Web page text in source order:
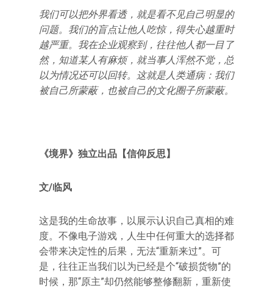
我们可以把外界看透，就是看不见自己明显的
问题。我们的盲点让他人吃惊，得失心越重时
越严重。我在企业观察到，往往他人都一目了
然，知道某人有麻烦，就当事人浑然不觉，总
以为情况还可以回转。这就是人类通病：我们
被自己所蒙蔽，也被自己的文化圈子所蒙蔽。
《境界》独立出品【信仰反思】
文/临风
这是我的生命故事，以展示认识自己真相的难
度。不像电子游戏，人生中任何重大的选择都
会带来决定性的后果，无法“重新来过”。可
是，往往正当我们以为已经是个“破损货物”的
时候，那“原主”却仍然能够整修翻新，重新使